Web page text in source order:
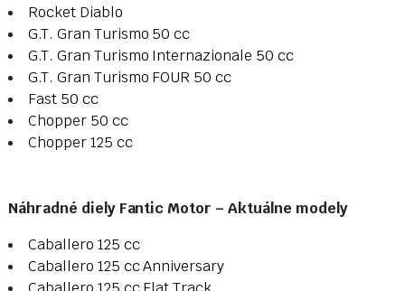
Rocket Diablo
G.T. Gran Turismo 50 cc
G.T. Gran Turismo Internazionale 50 cc
G.T. Gran Turismo FOUR 50 cc
Fast 50 cc
Chopper 50 cc
Chopper 125 cc
Náhradné diely Fantic Motor – Aktuálne modely
Caballero 125 cc
Caballero 125 cc Anniversary